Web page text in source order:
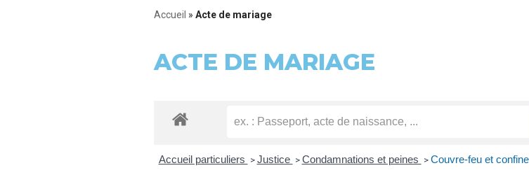
Accueil » Acte de mariage
ACTE DE MARIAGE
Accueil particuliers > Justice > Condamnations et peines > Couvre-feu et